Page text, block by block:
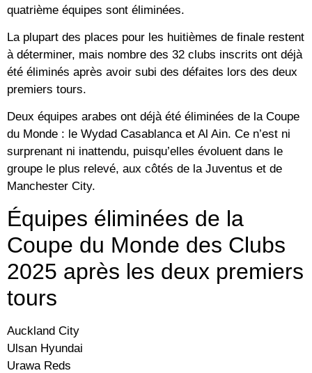
quatrième équipes sont éliminées.
La plupart des places pour les huitièmes de finale restent
à déterminer, mais nombre des 32 clubs inscrits ont déjà
été éliminés après avoir subi des défaites lors des deux
premiers tours.
Deux équipes arabes ont déjà été éliminées de la Coupe
du Monde : le Wydad Casablanca et Al Ain. Ce n’est ni
surprenant ni inattendu, puisqu’elles évoluent dans le
groupe le plus relevé, aux côtés de la Juventus et de
Manchester City.
Équipes éliminées de la
Coupe du Monde des Clubs
2025 après les deux premiers
tours
Auckland City
Ulsan Hyundai
Urawa Reds